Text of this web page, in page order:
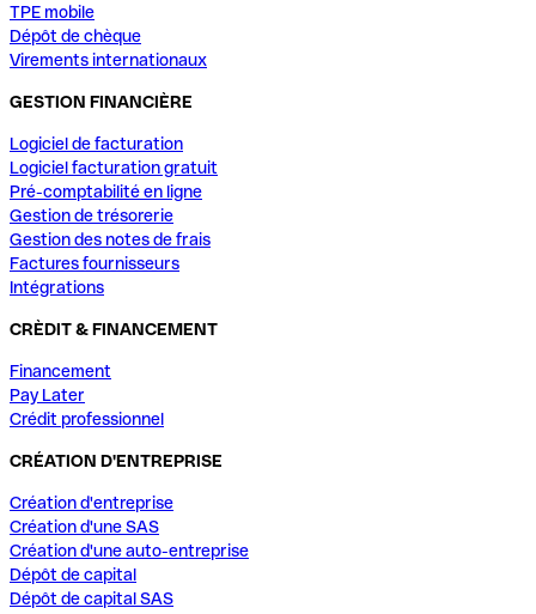
TPE mobile
Dépôt de chèque
Virements internationaux
GESTION FINANCIÈRE
Logiciel de facturation
Logiciel facturation gratuit
Pré-comptabilité en ligne
Gestion de trésorerie
Gestion des notes de frais
Factures fournisseurs
Intégrations
CRÈDIT & FINANCEMENT
Financement
Pay Later
Crédit professionnel
CRÉATION D'ENTREPRISE
Création d'entreprise
Création d'une SAS
Création d'une auto-entreprise
Dépôt de capital
Dépôt de capital SAS